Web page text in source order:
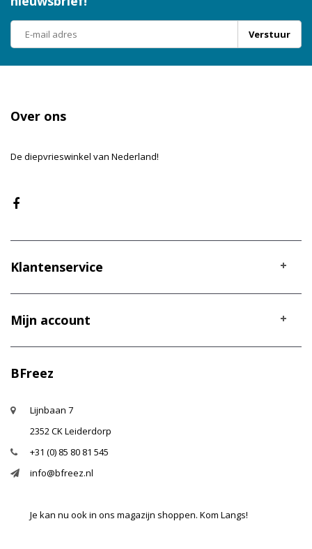
Verstuur
Over ons
De diepvrieswinkel van Nederland!
Klantenservice
Mijn account
BFreez
Lijnbaan 7
2352 CK Leiderdorp
+31 (0) 85 80 81 545
info@bfreez.nl
Je kan nu ook in ons magazijn shoppen. Kom Langs!